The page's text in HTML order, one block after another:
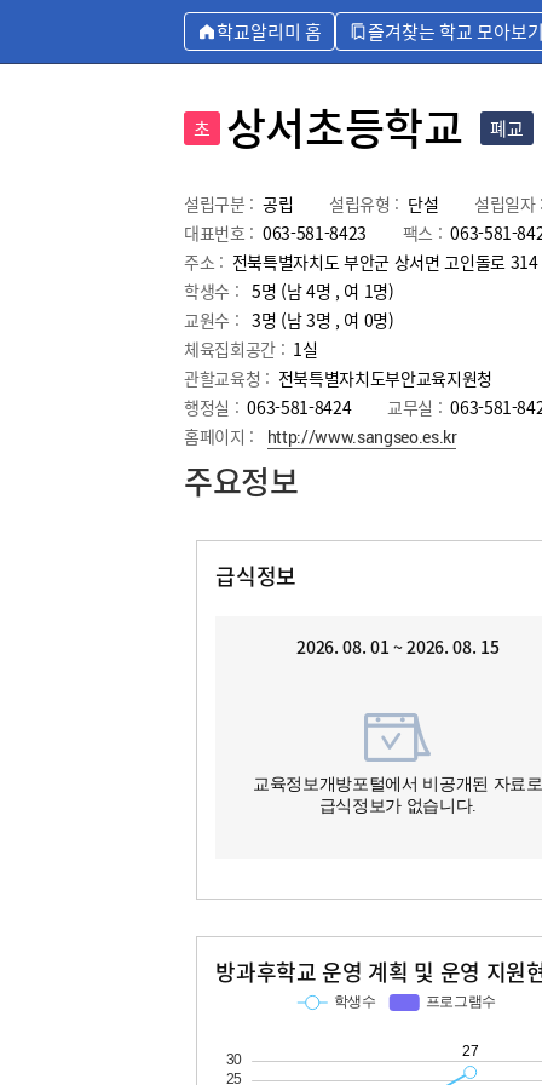
학교알리미 홈 즐겨찾는 학교 모아보
초 상서초등학교 폐교
설립구분 : 공립 설립유형 : 단설
설립일자
대표번호 : 063-581-8423 팩스 : 063-581-
주소 : 전북특별자치도 부안군 상서면 고인돌로 314
학생수 : 5명 (남 4명 , 여 1명)
교원수 : 3명 (남3명 , 여 0명)
체육집회공간 : 1실
관할교육청 : 전북특별자치도부안교육지원청
행정실 : 063-581-8424 교무실 : 063-581-
홈페이지 :
http://www.sangseo.es.kr
주요정보
급식정보
2026. 08. 01 ~ 2026. 08. 15
교육정보개방포털에서 비공개된 자료로
급식정보가 없습니다.
방과후학교 운영 계획 및 운영 지원